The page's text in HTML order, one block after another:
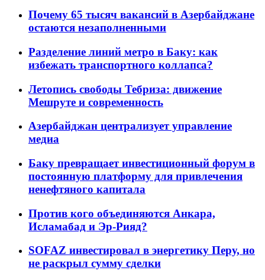
Почему 65 тысяч вакансий в Азербайджане
остаются незаполненными
Разделение линий метро в Баку: как
избежать транспортного коллапса?
Летопись свободы Тебриза: движение
Мешруте и современность
Азербайджан централизует управление
медиа
Баку превращает инвестиционный форум в
постоянную платформу для привлечения
ненефтяного капитала
Против кого объединяются Анкара,
Исламабад и Эр-Рияд?
SOFAZ инвестировал в энергетику Перу, но
не раскрыл сумму сделки